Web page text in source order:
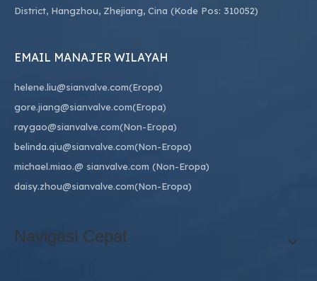
District, Hangzhou, Zhejiang, Cina (Kode Pos: 310052)
EMAIL MANAJER WILAYAH
helene.liu@sianvalve.com(Eropa)
gore.jiang@sianvalve.com(Eropa)
raygao@sianvalve.com(Non-Eropa)
belinda.qiu@sianvalve.com(Non-Eropa)
michael.miao.@ sianvalve.com (Non-Eropa)
daisy.zhou@sianvalve.com(Non-Eropa)
Navigasi Cepat